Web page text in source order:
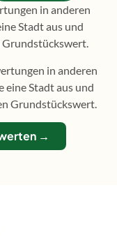
in anderen
Stadt aus und
Grundstückswert.
in anderen
eine Stadt aus und
Grundstückswert.
→